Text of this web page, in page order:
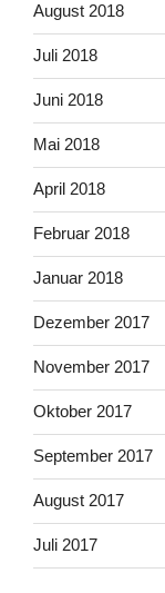
August 2018
Juli 2018
Juni 2018
Mai 2018
April 2018
Februar 2018
Januar 2018
Dezember 2017
November 2017
Oktober 2017
September 2017
August 2017
Juli 2017